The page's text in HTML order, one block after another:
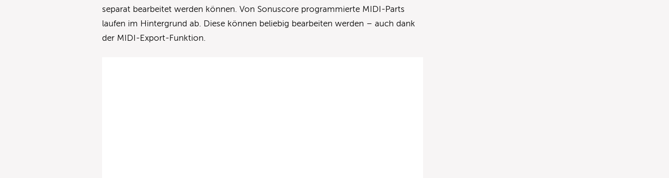
separat bearbeitet werden können. Von Sonuscore programmierte MIDI-Parts
laufen im Hintergrund ab. Diese können beliebig bearbeiten werden – auch dank
der MIDI-Export-Funktion.